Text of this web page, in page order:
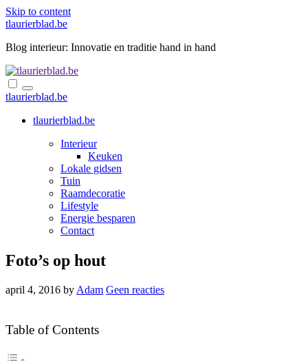
Skip to content
tlaurierblad.be
Blog interieur: Innovatie en traditie hand in hand
tlaurierblad.be
tlaurierblad.be
Interieur
Keuken
Lokale gidsen
Tuin
Raamdecoratie
Lifestyle
Energie besparen
Contact
Foto’s op hout
april 4, 2016 by Adam Geen reacties
Table of Contents